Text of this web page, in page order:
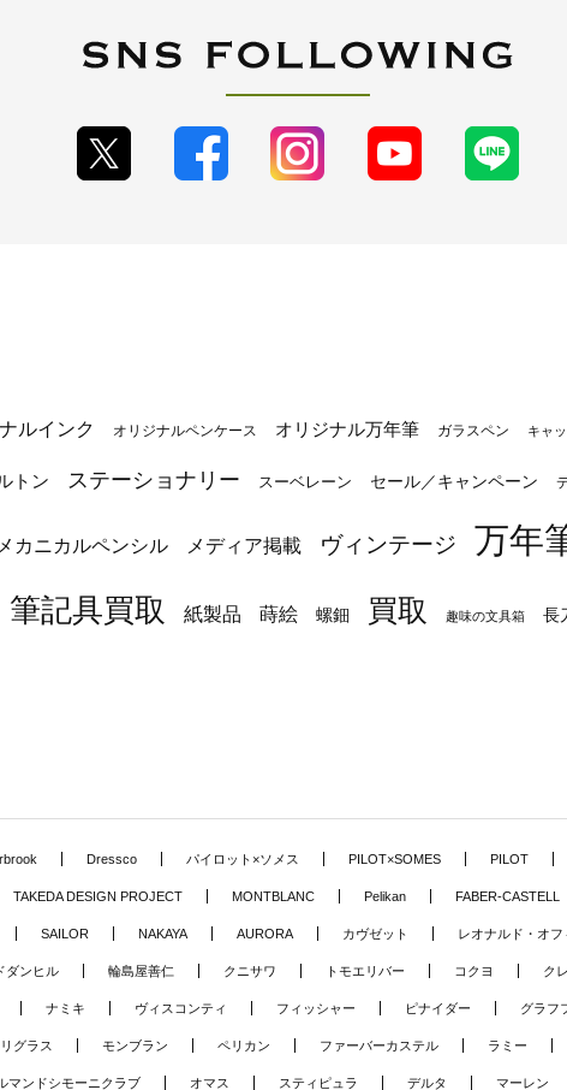
ルインク オリジナルペンケース オリジナル万年筆 ガラスペン キャ
トン ステーショナリー スーベレーン セール／キャンペーン
メカニカルペンシル メディア掲載 ヴィンテージ 万年
筆記具買取 紙製品 蒔絵 螺鈿 買取 趣味の文具箱 長
Dressco パイロット×ソメス PILOT×SOMES PILOT
TAKEDA DESIGN PROJECT MONTBLANC Pelikan FABER-CASTELL
SAILOR NAKAYA AURORA カヴゼット レオナルド・オ
ダンヒル 輪島屋善仁 クニサワ トモエリバー コクヨ ク
ナミキ ヴィスコンティ フィッシャー ピナイダー グラフ
グラス モンブラン ペリカン ファーバーカステル ラミー
マンドシモーニクラブ オマス スティピュラ デルタ マーレン